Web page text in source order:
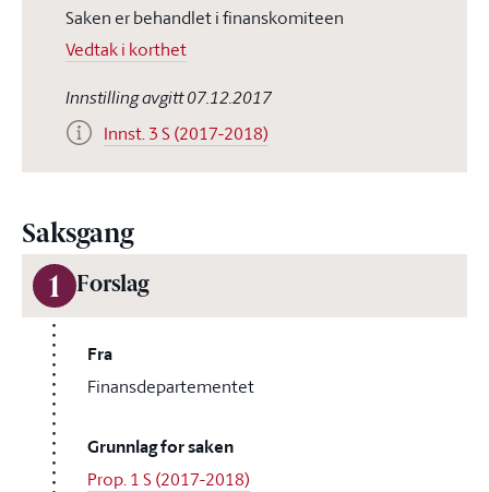
Saken er behandlet i finanskomiteen
Vedtak i korthet
Innstilling avgitt 07.12.2017
Innst. 3 S (2017-2018)
Saksgang
1 Forslag
Fra
Finansdepartementet
Grunnlag for saken
Prop. 1 S (2017-2018)